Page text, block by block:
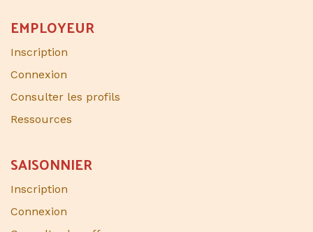
EMPLOYEUR
Inscription
Connexion
Consulter les profils
Ressources
SAISONNIER​
Inscription
Connexion